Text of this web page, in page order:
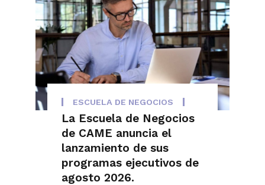
ESCUELA DE NEGOCIOS
La Escuela de Negocios
de CAME anuncia el
lanzamiento de sus
programas ejecutivos de
agosto 2026.